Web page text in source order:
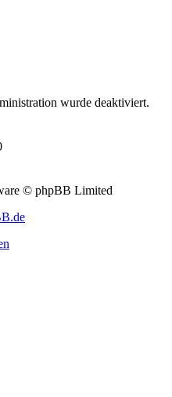
wurde deaktiviert.
© phpBB Limited